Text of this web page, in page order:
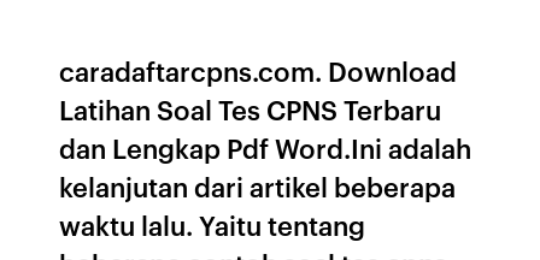
caradaftarcpns.com. Download
Latihan Soal Tes CPNS Terbaru
dan Lengkap Pdf Word.Ini adalah
kelanjutan dari artikel beberapa
waktu lalu. Yaitu tentang